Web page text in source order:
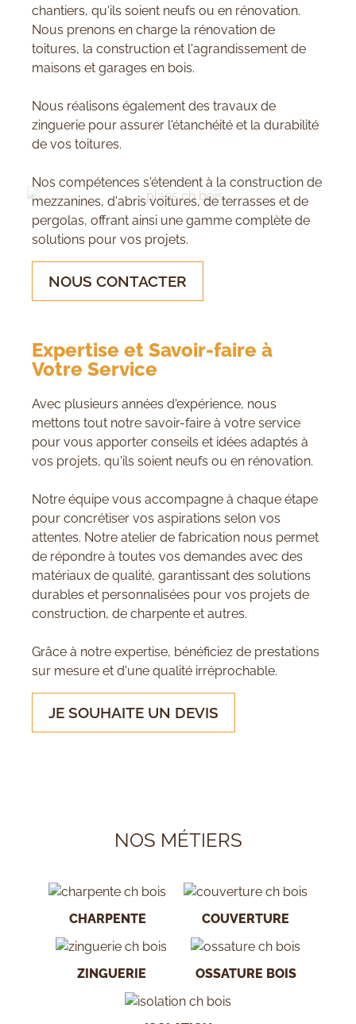
chantiers, qu'ils soient neufs ou en rénovation.
Nous prenons en charge la rénovation de
toitures, la construction et l'agrandissement de
maisons et garages en bois.
Nous réalisons également des travaux de
zinguerie pour assurer l'étanchéité et la durabilité
de vos toitures.
Nos compétences s'étendent à la construction de
mezzanines, d'abris voitures, de terrasses et de
pergolas, offrant ainsi une gamme complète de
solutions pour vos projets.
NOUS CONTACTER
Expertise et Savoir-faire à
Votre Service
Avec plusieurs années d'expérience, nous
mettons tout notre savoir-faire à votre service
pour vous apporter conseils et idées adaptés à
vos projets, qu'ils soient neufs ou en rénovation.
Notre équipe vous accompagne à chaque étape
pour concrétiser vos aspirations selon vos
attentes. Notre atelier de fabrication nous permet
de répondre à toutes vos demandes avec des
matériaux de qualité, garantissant des solutions
durables et personnalisées pour vos projets de
construction, de charpente et autres.
Grâce à notre expertise, bénéficiez de prestations
sur mesure et d'une qualité irréprochable.
JE SOUHAITE UN DEVIS
NOS MÉTIERS
CHARPENTE COUVERTURE
ZINGUERIE OSSATURE BOIS